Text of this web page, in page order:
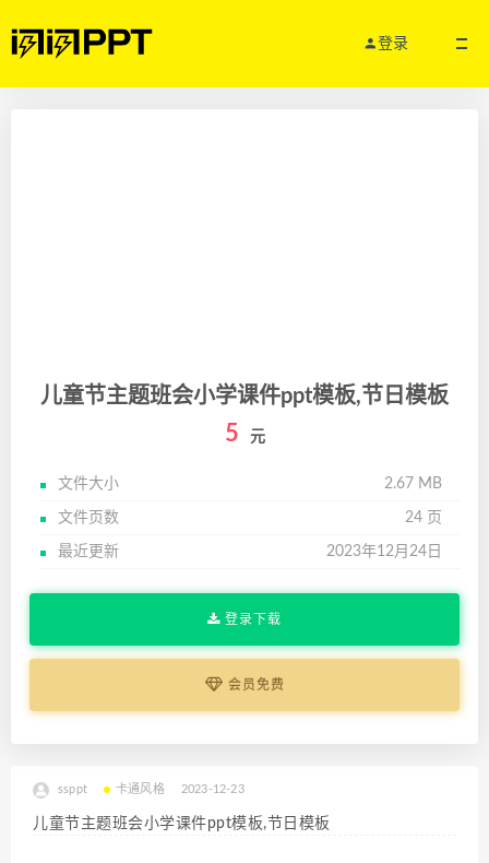
登录
儿童节主题班会小学课件ppt模板,节日模板
5 元
文件大小 2.67 MB
文件页数 24 页
最近更新 2023年12月24日
登录下载
会员免费
ssppt 卡通风格 2023-12-23
儿童节主题班会小学课件ppt模板,节日模板